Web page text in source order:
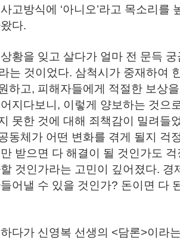
고방식에 ‘아니오’라고 목소리
다.
황을 잊고 살다가 얼마 전 문득
는 것이었다. 삼척시가 중재하여
하고, 피해자들에게 적절한 보상
지다보니, 이렇게 양보하는 것으
못한 것에 대해 죄책감이 밀려들
동체가 어떤 변화를 겪게 될지 걱
받으면 다 해결이 될 것인가도
것인가라는 고민이 깊어졌다.
어낼 수 있을 것인가? 돈이면 다
다가 신영복 선생의 <담론>이라